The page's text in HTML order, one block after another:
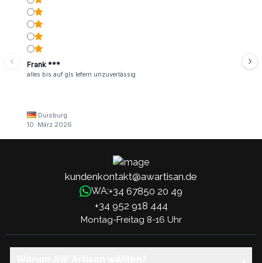
Frank ***
alles bis auf gls lefern unzuverlässig
Duisburg
10. März 2026
kundenkontakt@awartisan.de
WA:+34 67850 20 49
+34 952 918 444
Montag-Freitag 8-16 Uhr